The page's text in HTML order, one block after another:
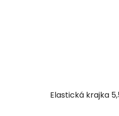
Elastická krajka